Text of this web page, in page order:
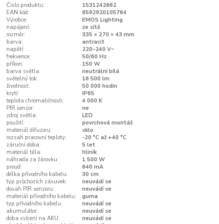
Číslo produktu:
1531242662
EAN kód:
8592920105764
Výrobce:
EMOS Lighting
napájení:
ze sítě
rozměr:
335 × 270 × 43 mm
barva:
antracit
napětí:
220–240 V~
frekvence:
50/60 Hz
příkon:
150 W
barva světla:
neutrální bílá
světelný tok:
16 500 lm
životnost:
50 000 hodin
krytí:
IP65
teplota chromatičnosti:
4 000 K
PIR senzor:
ne
zdroj světla:
LED
použití:
povrchová montáž
materiál difuzoru:
sklo
rozsah pracovní teploty:
-20 °C až +40 °C
záruční doba:
5 let
materiál těla:
hliník
náhrada za žárovku:
1 500 W
proud:
640 mA
délka přívodního kabelu:
30 cm
typ průchozích zásuvek:
neuvádí se
dosah PIR senzoru:
neuvádí se
materiál přívodního kabelu:
guma
typ přívodního kabelu:
neuvádí se
akumulátor:
neuvádí se
doba svícení na AKU:
neuvádí se